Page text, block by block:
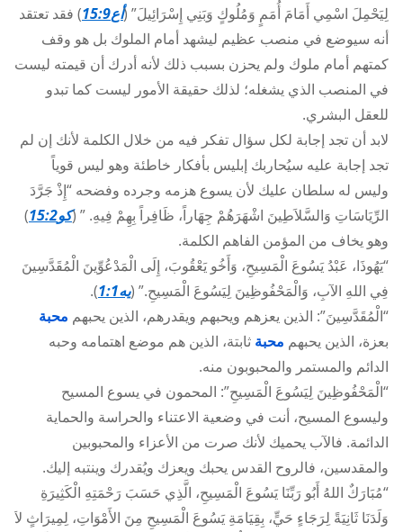
لِيَحْمِلَ اسْمِي أَمَامَ أُمَمٍ وَمُلُوكٍ وَبَنِي إِسْرَائِيلَ” (أع15:9
) فقد تعتقد
أنه سيوضع في منصب عظيم ليشهد أمام الملوك بل هو وقف
كمتهم أمام ملوك ولم يحزن بسبب ذلك لأنه أدرك أن قيمته ليست
في المنصب الذي يشغله؛ لذلك حقيقة الأمور ليست كما تبدو
للعقل البشري.
لابد أن تجد إجابة لكل سؤال تفكر فيه من خلال الكلمة لأنك إن لم
تجد إجابة عليه سيُحاربك إبليس بأفكار خاطئة وهو ليس قوياً
وليس له سلطان عليك لأن يسوع هزمه وجرده وفضحه “إِذْ جَرَّدَ
الرِّيَاسَاتِ وَالسَّلاَطِينَ اشْهَرَهُمْ جِهَاراً، ظَافِراً بِهِمْ فِيهِ. ” (كو15:2
)
وهو يخاف من المؤمن الفاهم الكلمة.
“يَهُوذَا، عَبْدُ يَسُوعَ الْمَسِيحِ، وَأَخُو يَعْقُوبَ، إِلَى الْمَدْعُوِّينَ الْمُقَدَّسِينَ
فِي اللهِ الآبِ، وَالْمَحْفُوظِينَ لِيَسُوعَ الْمَسِيحِ.” (يه1:1
).
“الْمُقَدَّسِينَ”: الذين يعزهم ويحبهم ويقدرهم، الذين يحبهم محبة
بعزة، الذين يحبهم محبة ثابتة، الذين هم موضع اهتمامه وحبه
الدائم والمستمر والمحبوبون منه.
“الْمَحْفُوظِينَ لِيَسُوعَ الْمَسِيحِ”: المحمون في يسوع المسيح
وليسوع المسيح، أنت في وضعية الاعتناء والحراسة والحماية
الدائمة. فالآب يحميك لأنك صرت من الأعزاء والمحبوبين
والمقدسين، فالروح القدس يحبك ويعزك ويُقدرك وينتبه إليك.
“مُبَارَكٌ اللهُ أَبُو رَبِّنَا يَسُوعَ الْمَسِيحِ، الَّذِي حَسَبَ رَحْمَتِهِ الْكَثِيرَةِ
وَلَدَنَا ثَانِيَةً لِرَجَاءٍ حَيٍّ، بِقِيَامَةِ يَسُوعَ الْمَسِيحِ مِنَ الأَمْوَاتِ، لِمِيرَاثٍ لاَ